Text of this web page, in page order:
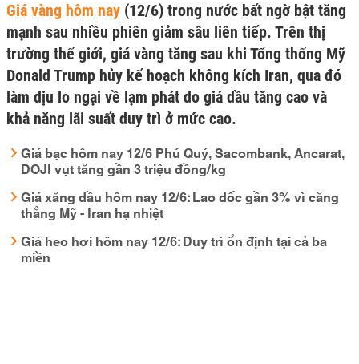
Giá vàng hôm nay (12/6) trong nước bất ngờ bật tăng
mạnh sau nhiều phiên giảm sâu liên tiếp. Trên thị
trường thế giới, giá vàng tăng sau khi Tổng thống Mỹ
Donald Trump hủy kế hoạch không kích Iran, qua đó
làm dịu lo ngại về lạm phát do giá dầu tăng cao và
khả năng lãi suất duy trì ở mức cao.
Giá bạc hôm nay 12/6 Phú Quý, Sacombank, Ancarat,
DOJI vụt tăng gần 3 triệu đồng/kg
Giá xăng dầu hôm nay 12/6: Lao dốc gần 3% vì căng
thẳng Mỹ - Iran hạ nhiệt
Giá heo hơi hôm nay 12/6: Duy trì ổn định tại cả ba
miền